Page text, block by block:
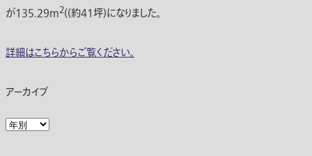
が135.29m2((約41坪)になりました。
詳細はこちらからご覧ください。
アーカイブ